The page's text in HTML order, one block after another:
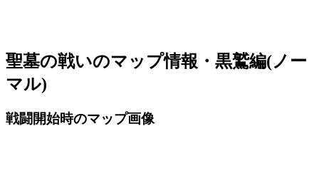
聖墓の戦いのマップ情報・黒鷲編(ノー
マル)
戦闘開始時のマップ画像